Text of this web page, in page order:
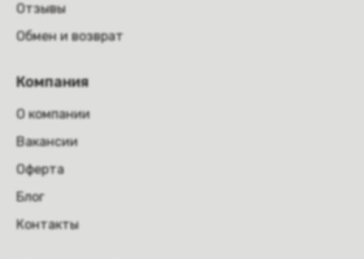
Отзывы
Обмен и возврат
Компания
О компании
Вакансии
Оферта
Блог
Контакты